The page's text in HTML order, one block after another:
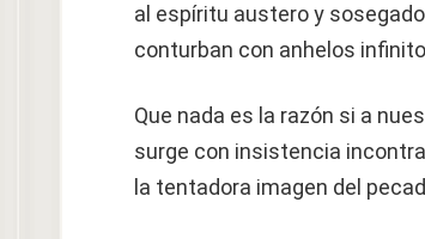
al espíritu austero y sosegado
conturban con anhelos
Que nada es la razón si a
surge con insistencia
la tentadora imagen del